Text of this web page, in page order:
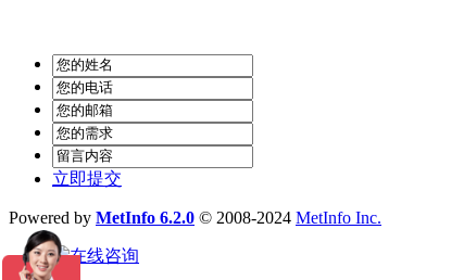
立即提交
Powered by MetInfo 6.2.0 © 2008-2024 MetInfo Inc.